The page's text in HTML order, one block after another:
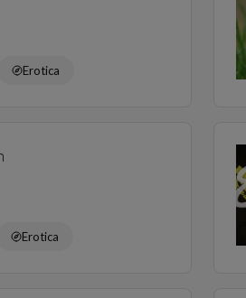
Erotica
Erotica